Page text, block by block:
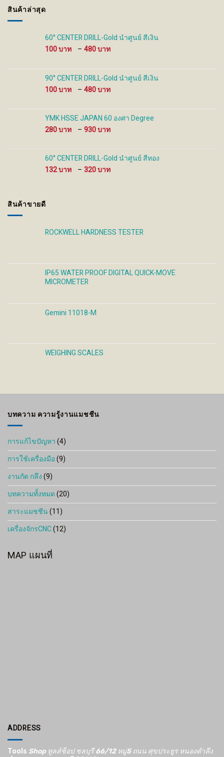
สินค้าล่าสุด
60° CENTER DRILL-Gold นำศูนย์ สีเงิน
100
– 480
100 ฿
through
480 ฿
90° CENTER DRILL-Gold นำศูนย์ สีเงิน
100
– 480
100 ฿
through
YMK HSSE JAPAN 60 องศา Degree
280
– 930
280 ฿
through
930 ฿
60° CENTER DRILL-Gold นำศูนย์ สีทอง
132
– 320
สินค้าขายดี
ROCKWELL HARDNESS TESTER
IP65 WATER PROOF DIGITAL QUICK-MOVE
MICROMETER
Gemini 11018-M
WEIGHING SCALES
บทความ ความรู้งานแมชชีน
การแก้ไขปัญหา(4)
การใช้เครื่องมือ(9)
งานกัด กลึง(9)
บทความทั้งหมด(20)
สาระแมชชีน(11)
เครื่องจักรCNC(12)
MAP แผนที่
ADDRESS
Tools Shop ทูลส์ช็อป ชลบุรี 66/12​ หมู่5​ ถนน ศุขประยูร หนองตำลึง